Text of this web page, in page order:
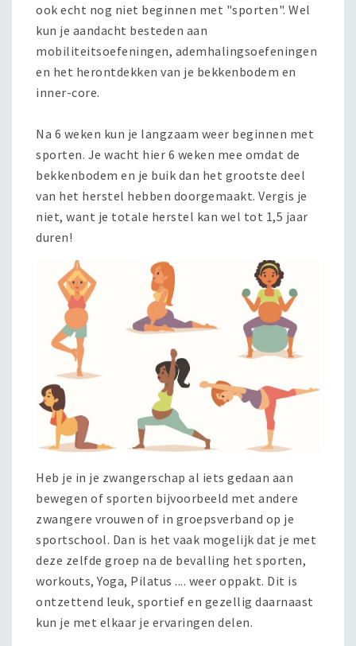
ook echt nog niet beginnen met "sporten". Wel
kun je aandacht besteden aan
mobiliteitsoefeningen, ademhalingsoefeningen
en het herontdekken van je bekkenbodem en
inner-core.
Na 6 weken kun je langzaam weer beginnen met
sporten. Je wacht hier 6 weken mee omdat de
bekkenbodem en je buik dan het grootste deel
van het herstel hebben doorgemaakt. Vergis je
niet, want je totale herstel kan wel tot 1,5 jaar
duren!
Heb je in je zwangerschap al iets gedaan aan
bewegen of sporten bijvoorbeeld met andere
zwangere vrouwen of in groepsverband op je
sportschool. Dan is het vaak mogelijk dat je met
deze zelfde groep na de bevalling het sporten,
workouts, Yoga, Pilatus .... weer oppakt. Dit is
ontzettend leuk, sportief en gezellig daarnaast
kun je met elkaar je ervaringen delen.